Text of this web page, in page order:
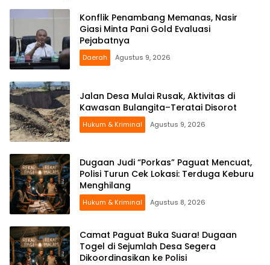
Konflik Penambang Memanas, Nasir
Giasi Minta Pani Gold Evaluasi
Pejabatnya
Daerah Agustus 9, 2026
Jalan Desa Mulai Rusak, Aktivitas di
Kawasan Bulangita–Teratai Disorot
Hukum & Kriminal Agustus 9, 2026
Dugaan Judi “Porkas” Paguat Mencuat,
Polisi Turun Cek Lokasi: Terduga Keburu
Menghilang
Hukum & Kriminal Agustus 8, 2026
Camat Paguat Buka Suara! Dugaan
Togel di Sejumlah Desa Segera
Dikoordinasikan ke Polisi